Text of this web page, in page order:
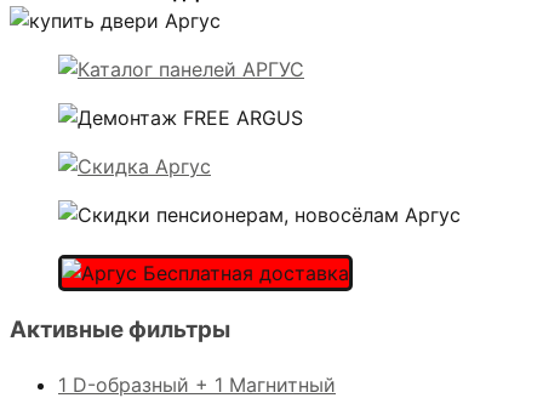
Активные фильтры
1 D-образный + 1 Магнитный